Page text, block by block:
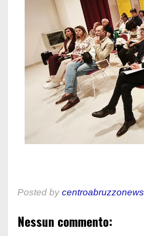
Posted by centroabruzzonews
Nessun commento: